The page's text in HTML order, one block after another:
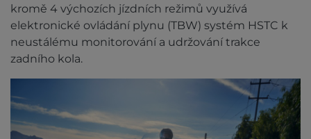
kromě 4 výchozích jízdních režimů využívá
elektronické ovládání plynu (TBW) systém HSTC k
neustálému monitorování a udržování trakce
zadního kola.